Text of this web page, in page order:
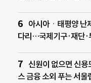
아시아ㆍ태평양 난
다리…국제기구·재단·
신원이 없으면 신
스 금융 소외 푸는 서울